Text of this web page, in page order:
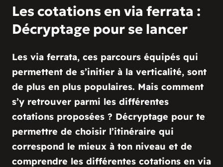
Les cotations en via ferrata :
Décryptage pour se lancer
Les via ferrata, ces parcours équipés qui
permettent de s’initier à la verticalité, sont
de plus en plus populaires. Mais comment
s’y retrouver parmi les différentes
cotations proposées ? Décryptage pour te
permettre de choisir l’itinéraire qui
correspond le mieux à ton niveau et de
comprendre les différentes cotations en via